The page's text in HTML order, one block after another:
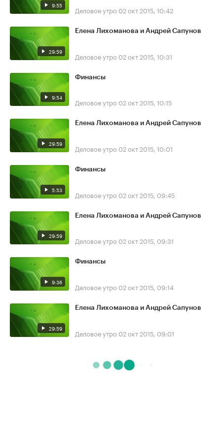
9:55 Деловое утро 02 окт 2015, 10:42
29:59
Елена Лихоманова и Андрей Сапунов
Деловое утро 02 окт 2015, 10:31
9:54
Финансы
Деловое утро 02 окт 2015, 10:15
29:59
Елена Лихоманова и Андрей Сапунов
Деловое утро 02 окт 2015, 10:01
5:53
Финансы
Деловое утро 02 окт 2015, 09:45
29:59
Елена Лихоманова и Андрей Сапунов
Деловое утро 02 окт 2015, 09:31
9:36
Финансы
Деловое утро 02 окт 2015, 09:14
29:59
Елена Лихоманова и Андрей Сапунов
Деловое утро 02 окт 2015, 09:01